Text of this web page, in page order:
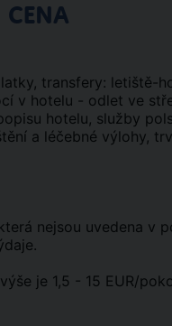
CENA
transfery: letiště-
v hotelu - odlet ve
hotelu, služby
a léčebné výlohy,
nejsou uvedena v
je 1,5 - 15 EUR/